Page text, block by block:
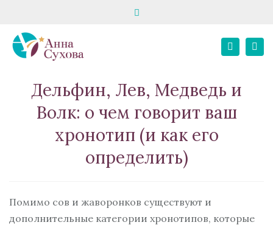
запись на консультацию
+7 916 195 82 80
школа «Твой психолог»
+7 967 068 02 21
Дельфин, Лев, Медведь и
Волк: о чем говорит ваш
хронотип (и как его
определить)
Помимо сов и жаворонков существуют и
дополнительные категории хронотипов, которые